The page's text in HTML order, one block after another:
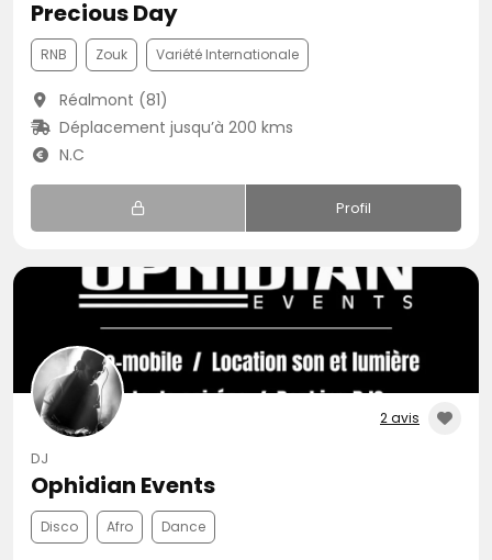
Precious Day
RNB Zouk Variété Internationale
Réalmont (81)
Déplacement jusqu’à 200 kms
N.C
Profil
2 avis
DJ
Ophidian Events
Disco Afro Dance